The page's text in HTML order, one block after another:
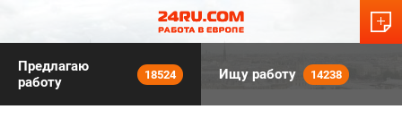
Предлагаю
работу
18524 Ищу работу 14238